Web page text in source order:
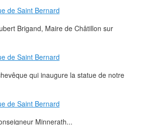
Brigand, Maire de Châtillon sur
qui inaugure la statue de notre
Minnerath...